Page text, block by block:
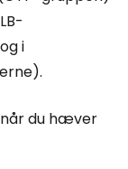
i
du hæver